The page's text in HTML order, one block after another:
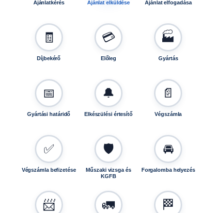
Ajánlatkérés Ajánlat elküldése Ajánlat elfogadása
🧾
Díjbekérő
💳
Előleg
🏭
Gyártás
📅
Gyártási határidő
🔔
Elkészülési értesítő
📄
Végszámla
✅
Végszámla befizetése
🛡️
Műszaki vizsga és
KGFB
🚘
Forgalomba helyezés
📨 🚛 🏁